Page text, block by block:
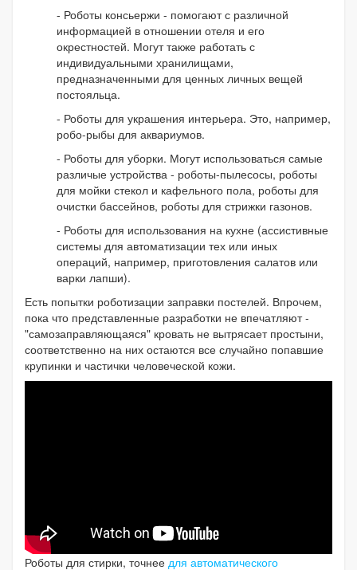
- Роботы консьержи - помогают с различной
информацией в отношении отеля и его
окрестностей. Могут также работать с
индивидуальными хранилищами,
предназначенными для ценных личных вещей
постояльца.
- Роботы для украшения интерьера. Это, например,
робо-рыбы для аквариумов.
- Роботы для уборки. Могут использоваться самые
различые устройства - роботы-пылесосы, роботы
для мойки стекол и кафельного пола, роботы для
очистки бассейнов, роботы для стрижки газонов.
- Роботы для использования на кухне (ассистивные
системы для автоматизации тех или иных
операций, например, приготовления салатов или
варки лапши).
Есть попытки роботизации заправки постелей. Впрочем,
пока что представленные разработки не впечатляют -
"самозаправляющаяся" кровать не вытрясает простыни,
соответственно на них остаются все случайно попавшие
крупинки и частички человеческой кожи.
Роботы для стирки, точнее для автоматического